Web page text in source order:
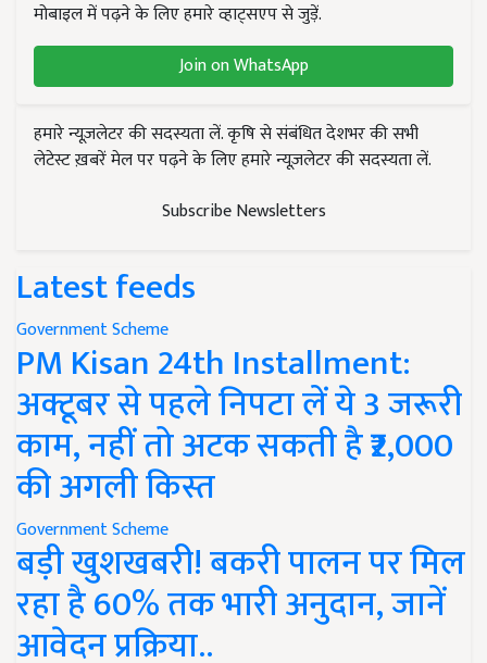
मोबाइल में पढ़ने के लिए हमारे व्हाट्सएप से जुड़ें.
Join on WhatsApp
हमारे न्यूज़लेटर की सदस्यता लें. कृषि से संबंधित देशभर की सभी
लेटेस्ट ख़बरें मेल पर पढ़ने के लिए हमारे न्यूज़लेटर की सदस्यता लें.
Subscribe Newsletters
Latest feeds
Government Scheme
PM Kisan 24th Installment:
अक्टूबर से पहले निपटा लें ये 3 जरूरी
काम, नहीं तो अटक सकती है ₹2,000
की अगली किस्त
Government Scheme
बड़ी खुशखबरी! बकरी पालन पर मिल
रहा है 60% तक भारी अनुदान, जानें
आवेदन प्रक्रिया..